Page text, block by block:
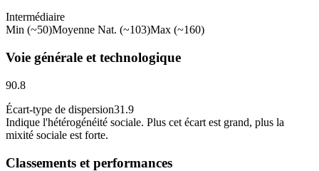
Intermédiaire
Min (~50)Moyenne Nat. (~103)Max (~160)
Voie générale et technologique
90.8
Écart-type de dispersion31.9
Indique l'hétérogénéité sociale. Plus cet écart est grand, plus la
mixité sociale est forte.
Classements et performances